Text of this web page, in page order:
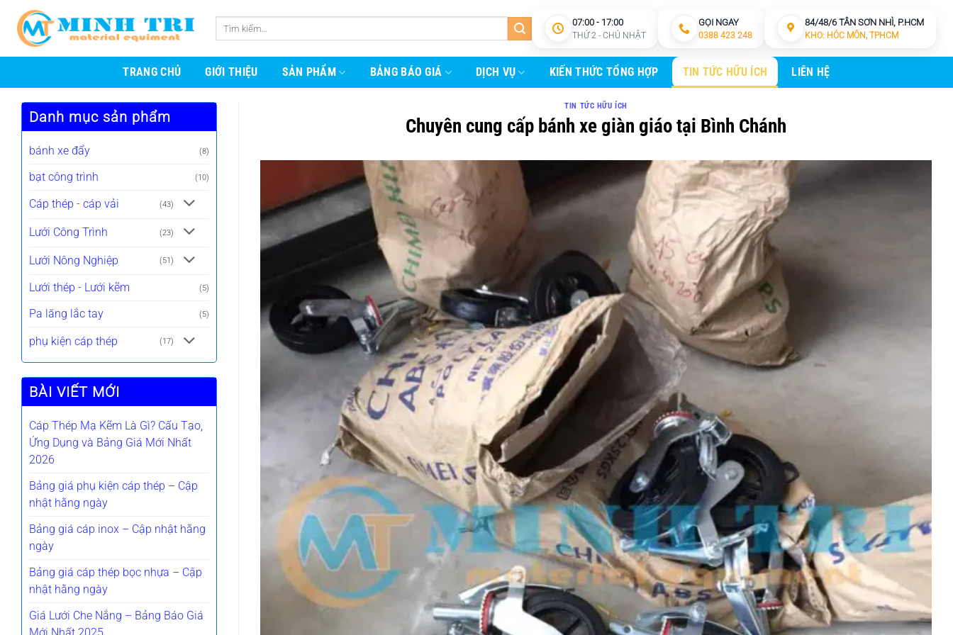
qua
dung
Tìm
07:00 - 17:00
THỨ 2 - CHỦ NHẬT
GỌI NGAY
0388 423 248
84/48/6 TÂN SƠN NHÌ, P.HCM
KHO: HÓC MÔN, TPHCM
TRANG CHỦ GIỚI THIỆU SẢN PHẨM BẢNG BÁO GIÁ DỊCH VỤ KIẾN THỨC TỔNG HỢP TIN TỨC HỮU ÍCH LIÊN HỆ
Danh mục sản phẩm
bánh xe đẩy (8)
bạt công trình (10)
Cáp thép - cáp vải (43)
Lưới Công Trình (23)
Lưới Nông Nghiệp (51)
Lưới thép - Lưới kẽm (5)
Pa lăng lắc tay (5)
phụ kiện cáp thép (17)
BÀI VIẾT MỚI
Cáp Thép Mạ Kẽm Là Gì? Cấu Tạo,
Ứng Dụng và Bảng Giá Mới Nhất
2026
Bảng giá phụ kiện cáp thép – Cập
nhật hằng ngày
Bảng giá cáp inox – Cập nhật hằng
ngày
Bảng giá cáp thép bọc nhựa – Cập
nhật hằng ngày
Giá Lưới Che Nắng – Bảng Báo Giá
TIN TỨC HỮU ÍCH
Chuyên cung cấp bánh xe giàn giáo tại Bình Chánh